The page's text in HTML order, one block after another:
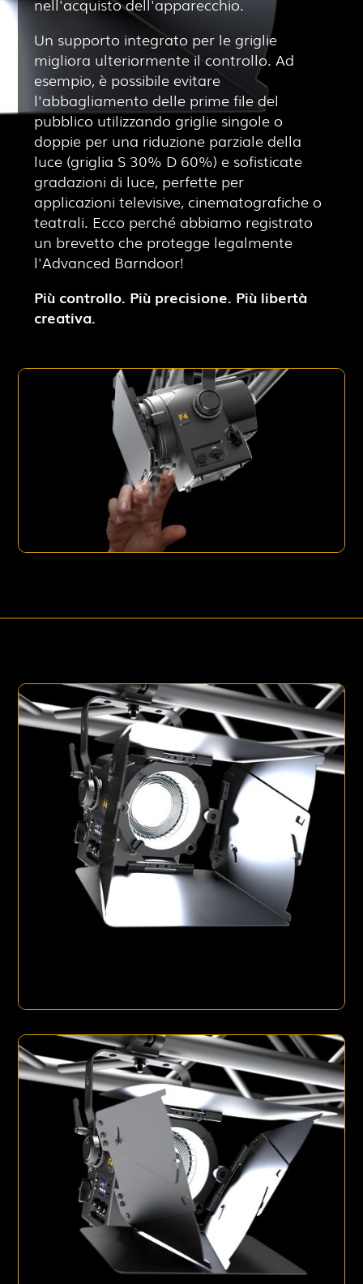
Un supporto integrato per le griglie
migliora ulteriormente il controllo. Ad
esempio, è possibile evitare
l'abbagliamento delle prime file del
pubblico utilizzando griglie singole o
doppie per una riduzione parziale della
luce (griglia S 30% D 60%) e sofisticate
gradazioni di luce, perfette per
applicazioni televisive, cinematografiche o
teatrali. Ecco perché abbiamo registrato
un brevetto che protegge legalmente
l'Advanced Barndoor!
Più controllo. Più precisione. Più libertà
creativa.